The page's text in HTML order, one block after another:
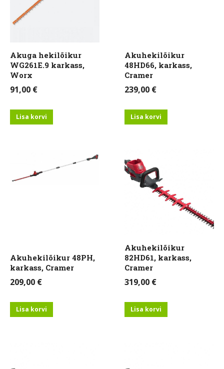
Akuga hekilõikur
WG261E.9 karkass,
Worx
91,00 €
Lisa korvi
Akuhekilõikur
48HD66, karkass,
Cramer
239,00 €
Lisa korvi
Akuhekilõikur 48PH,
karkass, Cramer
209,00 €
Lisa korvi
Akuhekilõikur
82HD61, karkass,
Cramer
319,00 €
Lisa korvi